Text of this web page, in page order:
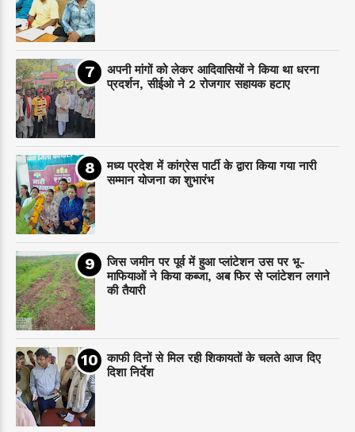
अपनी मांगों को लेकर आदिवासियों ने किया था धरना
प्रदर्शन, सीईओ ने 2 रोजगार सहायक हटाए
मध्य प्रदेश में कांग्रेस पार्टी के द्वारा किया गया नारी
सम्मान योजना का शुभारंभ
जिस जमीन पर पूर्व में हुआ प्लांटेशन उस पर भू-
माफियाओं ने किया कब्जा, अब फिर से प्लांटेशन लगाने
की तैयारी
काफी दिनों से मिल रही शिकायतों के चलते आज दिए
दिशा निर्देश